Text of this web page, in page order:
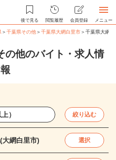
後で見る 閲覧履歴 会員登録 メニュー
＞千葉県その他＞千葉県大網白里市＞千葉県大網
の他のバイト・求人情
報
絞り込む
大網白里市) 選択